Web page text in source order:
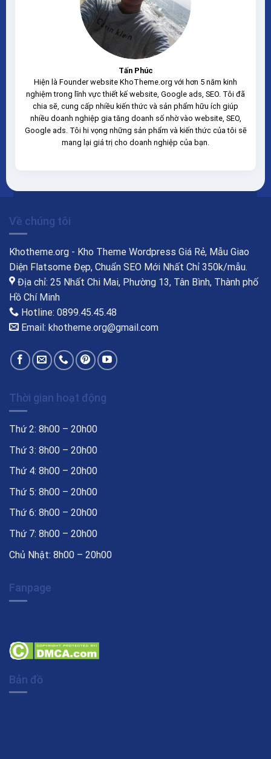
Tấn Phúc
Hiện là Founder website KhoTheme.org với hơn 5 năm kinh
nghiệm trong lĩnh vực thiết kế website, Google ads, SEO. Tôi đã
chia sẽ, cung cấp nhiều kiến thức và sản phẩm hữu ích giúp
nhiều doanh nghiệp gia tăng doanh số nhờ vào website, SEO,
Google ads. Tôi hi vọng những sản phẩm và kiến thức của tôi sẽ
mang lại giá trị cho doanh nghiệp của bạn.
Về chúng tôi
Khotheme.org - Kho Theme Wordpress Giá Rẻ, Mẫu Giao
Diện Flatsome Đẹp, Chuẩn SEO Mới Nhất Chỉ 350k/mẫu.
Địa chỉ: 25 Nhất Chi Mai, Phường 13, Tân Bình, Thành phố
Hồ Chí Minh
Hotline: 0899.45.45.48
Email: khotheme.org@gmail.com
Thời gian hoạt động
Thứ 2: 8h00 – 20h00
Thứ 3: 8h00 – 20h00
Thứ 4: 8h00 – 20h00
Thứ 5: 8h00 – 20h00
Thứ 6: 8h00 – 20h00
Thứ 7: 8h00 – 20h00
Chủ Nhật: 8h00 – 20h00
Fanpage
Bản đồ